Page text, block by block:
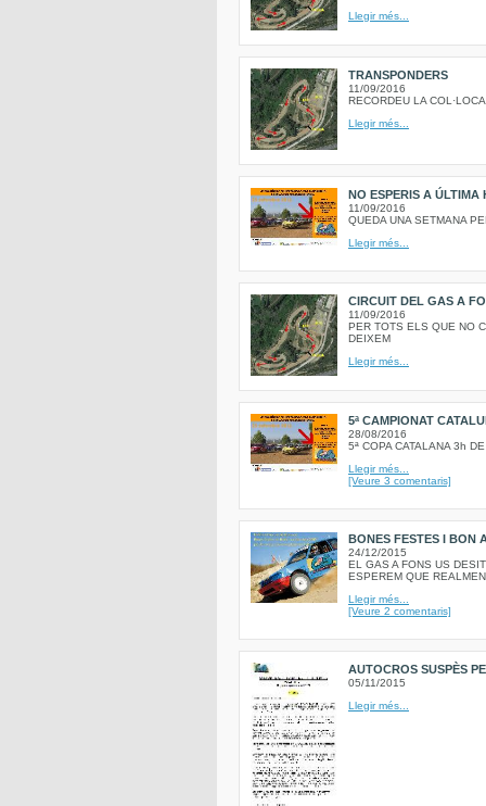
Llegir més...
TRANSPONDERS
11/09/2016
RECORDEU LA
Llegir més...
NO ESPERIS A ÚLTIMA
11/09/2016
QUEDA UNA SETMANA
Llegir més...
CIRCUIT DEL GAS A
11/09/2016
PER TOTS ELS QUE NO
DEIXEM
Llegir més...
5ª CAMPIONAT
28/08/2016
5ª COPA CATALANA 3h
Llegir més...
[Veure 3 comentaris]
BONES FESTES I BON
24/12/2015
EL GAS A FONS US
ESPEREM QUE
Llegir més...
[Veure 2 comentaris]
AUTOCROS SUSPÈS
05/11/2015
Llegir més...